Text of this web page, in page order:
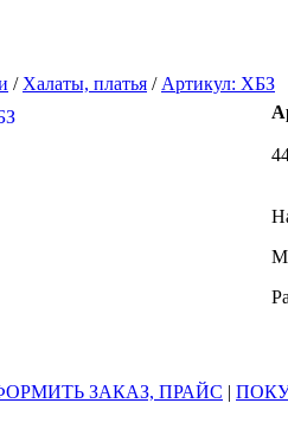
/ Халаты, платья / Артикул: ХБЗ
ЗАКАЗ, ПРАЙС |